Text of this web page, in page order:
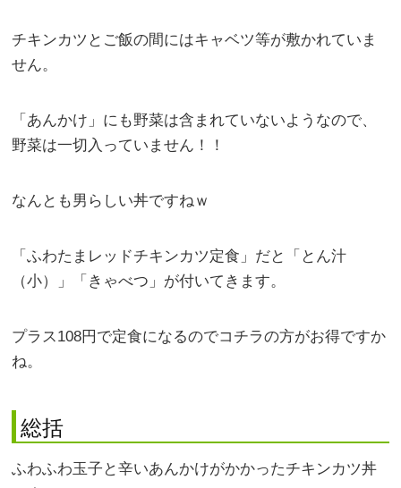
チキンカツとご飯の間にはキャベツ等が敷かれていま
せん。
「あんかけ」にも野菜は含まれていないようなので、
野菜は一切入っていません！！
なんとも男らしい丼ですねｗ
「ふわたまレッドチキンカツ定食」だと「とん汁
（小）」「きゃべつ」が付いてきます。
プラス108円で定食になるのでコチラの方がお得ですか
ね。
総括
ふわふわ玉子と辛いあんかけがかかったチキンカツ丼